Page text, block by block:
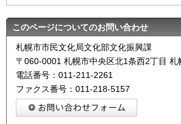
このページについてのお問い合わせ
札幌市市民文化局文化部文化振興課
〒060-0001 札幌市中央区北1条西2丁目 札
電話番号：011-211-2261
ファクス番号：011-218-5157